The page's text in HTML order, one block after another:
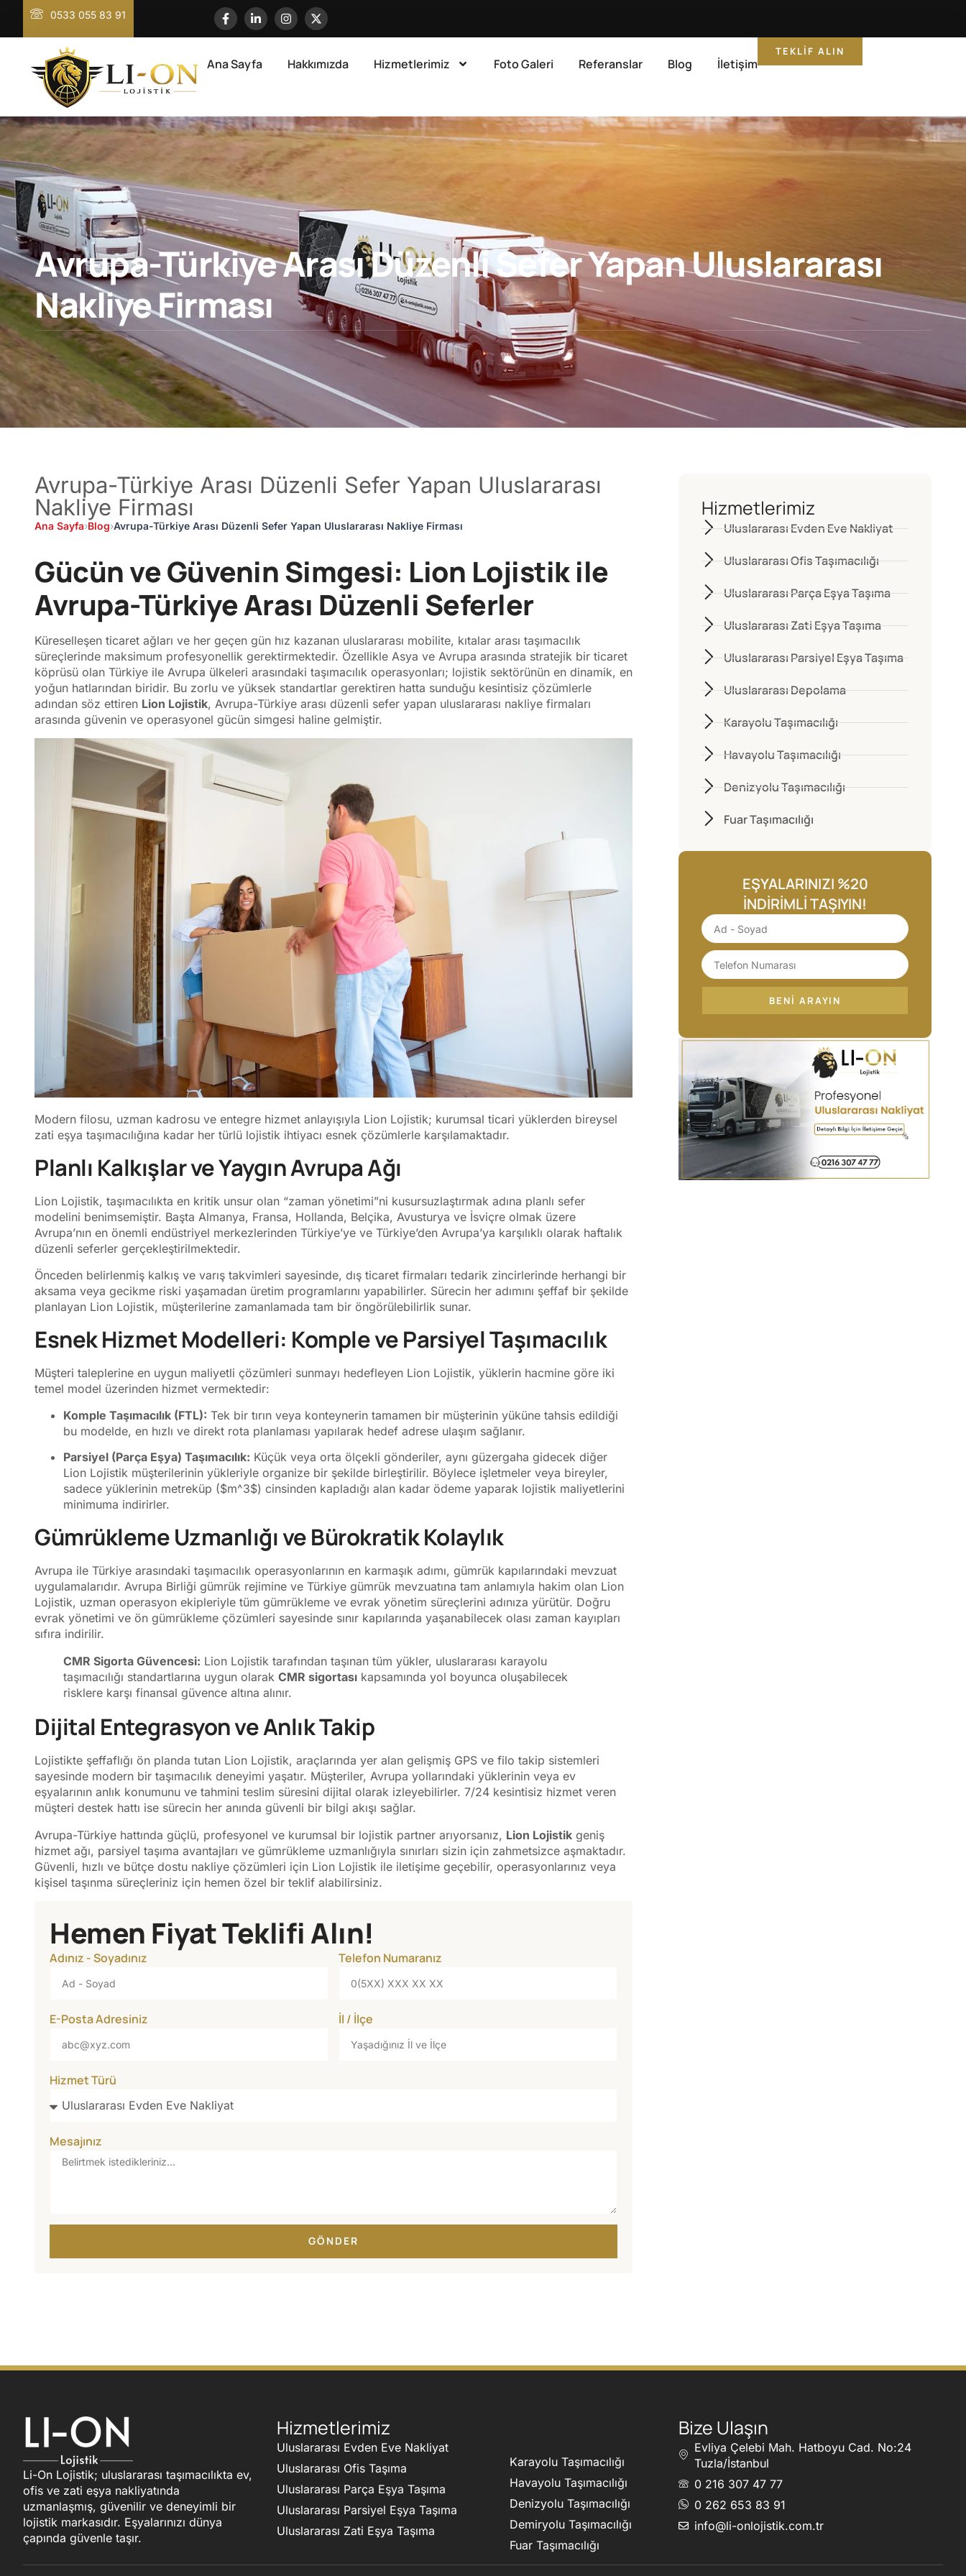
0533 055 83 91
Ana Sayfa Hakkımızda Hizmetlerimiz Foto Galeri Referanslar Blog İletişim
TEKLIF ALIN
Avrupa-Türkiye Arası Düzenli Sefer Yapan Uluslararası
Nakliye Firması
Avrupa-Türkiye Arası Düzenli Sefer Yapan Uluslararası
Nakliye Firması
Ana Sayfa›Blog›Avrupa-Türkiye Arası Düzenli Sefer Yapan Uluslararası Nakliye Firması
Gücün ve Güvenin Simgesi: Lion Lojistik ile
Avrupa-Türkiye Arası Düzenli Seferler
Küreselleşen ticaret ağları ve her geçen gün hız kazanan uluslararası mobilite, kıtalar arası taşımacılık
süreçlerinde maksimum profesyonellik gerektirmektedir. Özellikle Asya ve Avrupa arasında stratejik bir ticaret
köprüsü olan Türkiye ile Avrupa ülkeleri arasındaki taşımacılık operasyonları; lojistik sektörünün en dinamik, en
yoğun hatlarından biridir. Bu zorlu ve yüksek standartlar gerektiren hatta sunduğu kesintisiz çözümlerle
adından söz ettiren Lion Lojistik, Avrupa-Türkiye arası düzenli sefer yapan uluslararası nakliye firmaları
arasında güvenin ve operasyonel gücün simgesi haline gelmiştir.
Modern filosu, uzman kadrosu ve entegre hizmet anlayışıyla Lion Lojistik; kurumsal ticari yüklerden bireysel
zati eşya taşımacılığına kadar her türlü lojistik ihtiyacı esnek çözümlerle karşılamaktadır.
Planlı Kalkışlar ve Yaygın Avrupa Ağı
Lion Lojistik, taşımacılıkta en kritik unsur olan “zaman yönetimi”ni kusursuzlaştırmak adına planlı sefer
modelini benimsemiştir. Başta Almanya, Fransa, Hollanda, Belçika, Avusturya ve İsviçre olmak üzere
Avrupa’nın en önemli endüstriyel merkezlerinden Türkiye’ye ve Türkiye’den Avrupa’ya karşılıklı olarak haftalık
düzenli seferler gerçekleştirilmektedir.
Önceden belirlenmiş kalkış ve varış takvimleri sayesinde, dış ticaret firmaları tedarik zincirlerinde herhangi bir
aksama veya gecikme riski yaşamadan üretim programlarını yapabilirler. Sürecin her adımını şeffaf bir şekilde
planlayan Lion Lojistik, müşterilerine zamanlamada tam bir öngörülebilirlik sunar.
Esnek Hizmet Modelleri: Komple ve Parsiyel Taşımacılık
Müşteri taleplerine en uygun maliyetli çözümleri sunmayı hedefleyen Lion Lojistik, yüklerin hacmine göre iki
temel model üzerinden hizmet vermektedir:
Komple Taşımacılık (FTL): Tek bir tırın veya konteynerin tamamen bir müşterinin yüküne tahsis edildiği
bu modelde, en hızlı ve direkt rota planlaması yapılarak hedef adrese ulaşım sağlanır.
Parsiyel (Parça Eşya) Taşımacılık: Küçük veya orta ölçekli gönderiler, aynı güzergaha gidecek diğer
Lion Lojistik müşterilerinin yükleriyle organize bir şekilde birleştirilir. Böylece işletmeler veya bireyler,
sadece yüklerinin metreküp ($m^3$) cinsinden kapladığı alan kadar ödeme yaparak lojistik maliyetlerini
minimuma indirirler.
Gümrükleme Uzmanlığı ve Bürokratik Kolaylık
Avrupa ile Türkiye arasındaki taşımacılık operasyonlarının en karmaşık adımı, gümrük kapılarındaki mevzuat
uygulamalarıdır. Avrupa Birliği gümrük rejimine ve Türkiye gümrük mevzuatına tam anlamıyla hakim olan Lion
Lojistik, uzman operasyon ekipleriyle tüm gümrükleme ve evrak yönetim süreçlerini adınıza yürütür. Doğru
evrak yönetimi ve ön gümrükleme çözümleri sayesinde sınır kapılarında yaşanabilecek olası zaman kayıpları
sıfıra indirilir.
CMR Sigorta Güvencesi: Lion Lojistik tarafından taşınan tüm yükler, uluslararası karayolu
taşımacılığı standartlarına uygun olarak CMR sigortası kapsamında yol boyunca oluşabilecek
risklere karşı finansal güvence altına alınır.
Dijital Entegrasyon ve Anlık Takip
Lojistikte şeffaflığı ön planda tutan Lion Lojistik, araçlarında yer alan gelişmiş GPS ve filo takip sistemleri
sayesinde modern bir taşımacılık deneyimi yaşatır. Müşteriler, Avrupa yollarındaki yüklerinin veya ev
eşyalarının anlık konumunu ve tahmini teslim süresini dijital olarak izleyebilirler. 7/24 kesintisiz hizmet veren
müşteri destek hattı ise sürecin her anında güvenli bir bilgi akışı sağlar.
Avrupa-Türkiye hattında güçlü, profesyonel ve kurumsal bir lojistik partner arıyorsanız, Lion Lojistik geniş
hizmet ağı, parsiyel taşıma avantajları ve gümrükleme uzmanlığıyla sınırları sizin için zahmetsizce aşmaktadır.
Güvenli, hızlı ve bütçe dostu nakliye çözümleri için Lion Lojistik ile iletişime geçebilir, operasyonlarınız veya
kişisel taşınma süreçleriniz için hemen özel bir teklif alabilirsiniz.
Hemen Fiyat Teklifi Alın!
Adınız - Soyadınız Telefon Numaranız
E-Posta Adresiniz İl / İlçe
Hizmet Türü
Mesajınız
GÖNDER
Hizmetlerimiz
Uluslararası Evden Eve Nakliyat
Uluslararası Ofis Taşımacılığı
Uluslararası Parça Eşya Taşıma
Uluslararası Zati Eşya Taşıma
Uluslararası Parsiyel Eşya Taşıma
Uluslararası Depolama
Karayolu Taşımacılığı
Havayolu Taşımacılığı
Denizyolu Taşımacılığı
Fuar Taşımacılığı
EŞYALARINIZI %20
İNDIRIMLI TAŞIYIN!
BENI ARAYIN
Li-On Lojistik; uluslararası taşımacılıkta ev,
ofis ve zati eşya nakliyatında
uzmanlaşmış, güvenilir ve deneyimli bir
lojistik markasıdır. Eşyalarınızı dünya
çapında güvenle taşır.
Hizmetlerimiz
Uluslararası Evden Eve Nakliyat
Uluslararası Ofis Taşıma
Uluslararası Parça Eşya Taşıma
Uluslararası Parsiyel Eşya Taşıma
Uluslararası Zati Eşya Taşıma
Karayolu Taşımacılığı
Havayolu Taşımacılığı
Denizyolu Taşımacılığı
Demiryolu Taşımacılığı
Fuar Taşımacılığı
Bize Ulaşın
Evliya Çelebi Mah. Hatboyu Cad. No:24
Tuzla/İstanbul
0 216 307 47 77
0 262 653 83 91
info@li-onlojistik.com.tr